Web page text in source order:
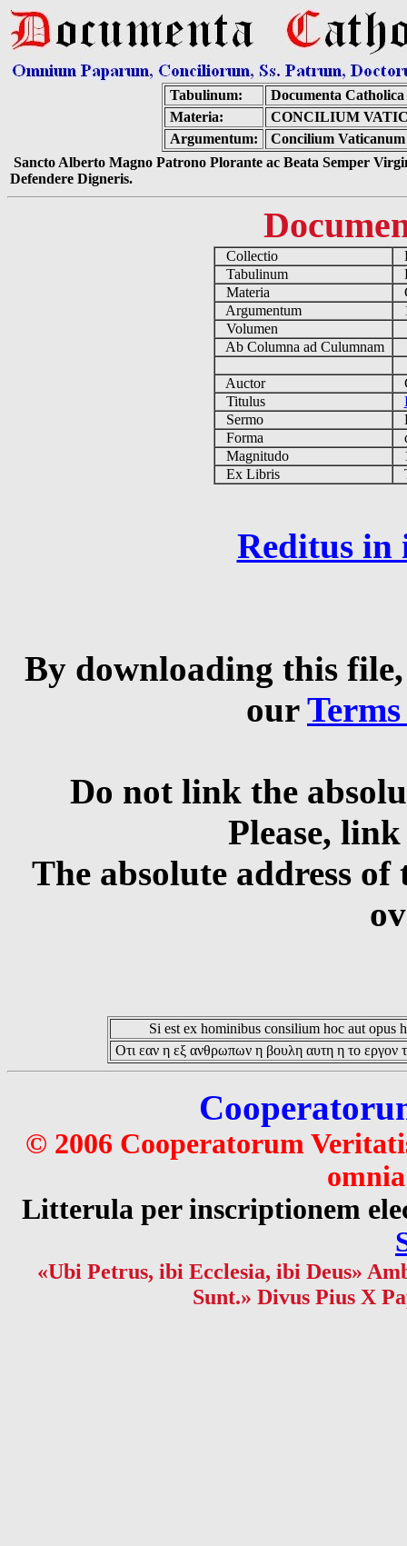
Tabulinum:
Documenta
Materia:
CONCILIUM
Argumentum:
Concilium
Sancto Alberto Magno Patrono Plorante ac Beata Semper
Defendere Digneris.
Collectio
Tabulinum
Materia
Argumentum
Volumen
Ab Columna ad Culumnam
Auctor
Titulus
Sermo
Forma
Magnitudo
Ex Libris
Reditus in
By downloading this
our
Do not link the
Please,
The absolute address
Si est ex hominibus consilium hoc aut opus
Οτι εαν η εξ ανθρωπων η βουλη αυτη η το εργον
© 2006 Cooperatorum
Litterula per inscriptionem
«Ubi Petrus, ibi Ecclesia, ibi Deus»
Sunt.» Divus Pius X